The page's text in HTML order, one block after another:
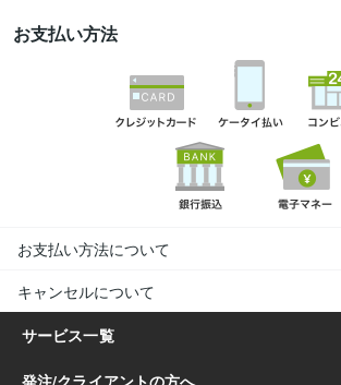
お支払い方法
お支払い方法について
キャンセルについて